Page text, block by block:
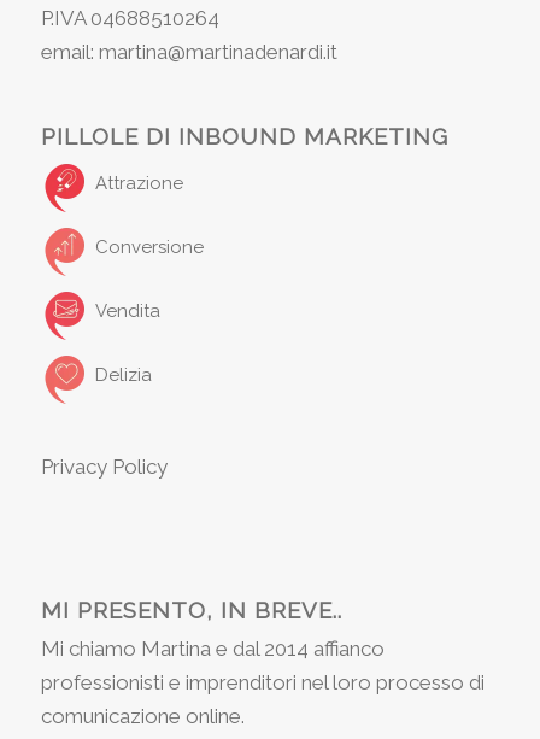
P.IVA 04688510264
email: martina@martinadenardi.it
PILLOLE DI INBOUND MARKETING
Attrazione
Conversione
Vendita
Delizia
Privacy Policy
MI PRESENTO, IN BREVE..
Mi chiamo Martina e dal 2014 affianco
professionisti e imprenditori nel loro processo di
comunicazione online.